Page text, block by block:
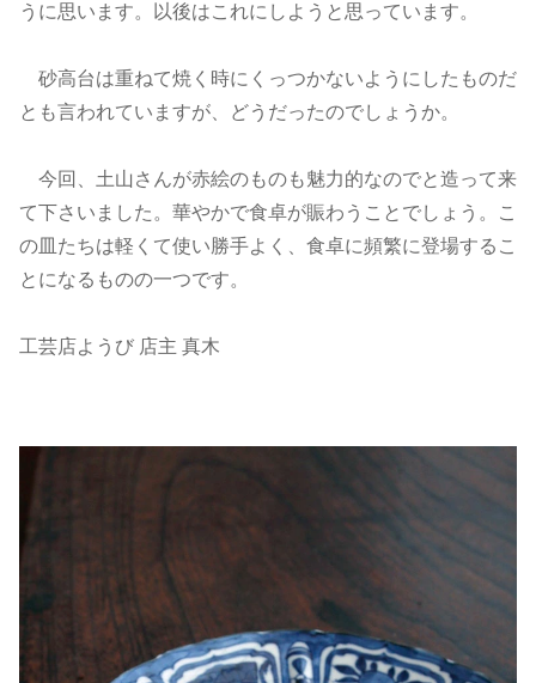
うに思います。以後はこれにしようと思っています。
砂高台は重ねて焼く時にくっつかないようにしたものだ
とも言われていますが、どうだったのでしょうか。
今回、土山さんが赤絵のものも魅力的なのでと造って来
て下さいました。華やかで食卓が賑わうことでしょう。こ
の皿たちは軽くて使い勝手よく、食卓に頻繁に登場するこ
とになるものの一つです。
工芸店ようび 店主 真木